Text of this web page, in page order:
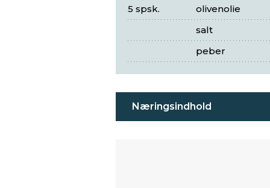
olivenolie
5 spsk.
salt
peber
Næringsindhold